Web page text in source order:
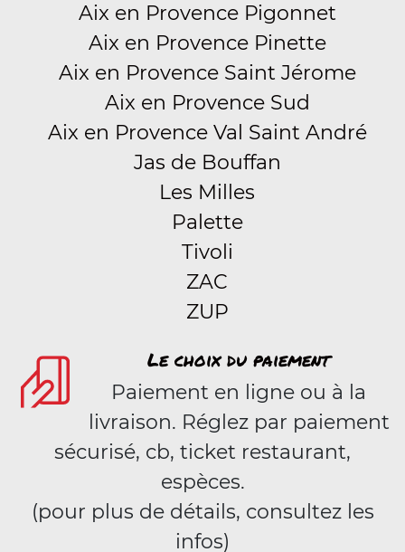
Aix en Provence Pigonnet
Aix en Provence Pinette
Aix en Provence Saint Jérome
Aix en Provence Sud
Aix en Provence Val Saint André
Jas de Bouffan
Les Milles
Palette
Tivoli
ZAC
ZUP
Le choix du paiement
Paiement en ligne ou à la
livraison. Réglez par paiement
sécurisé, cb, ticket restaurant,
espèces.
(pour plus de détails, consultez les
infos)